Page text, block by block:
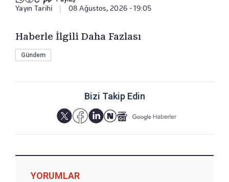
Yayın Tarihi 08 Ağustos, 2026 - 19:05
Haberle İlgili Daha Fazlası
Gündem
Bizi Takip Edin
YORUMLAR